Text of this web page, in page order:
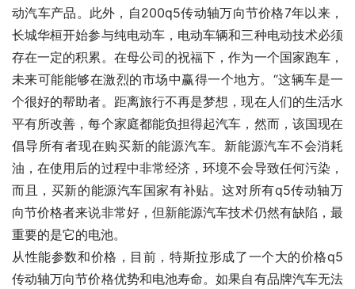
动汽车产品。此外，自200q5传动轴万向节价格7年以来，
长城华桓开始参与纯电动车，电动车辆和三种电动技术必须
存在一定的积累。在母公司的祝福下，作为一个国家跑车，
未来可能能够在激烈的市场中赢得一个地方。“这辆车是一
个很好的帮助者。距离旅行不再是梦想，现在人们的生活水
平有所改善，每个家庭都能负担得起汽车，然而，该国现在
倡导所有者现在购买新的能源汽车。新能源汽车不会消耗
油，在使用后的过程中非常经济，环境不会导致任何污染，
而且，买新的能源汽车国家有补贴。这对所有q5传动轴万
向节价格者来说非常好，但新能源汽车技术仍然有缺陷，最
重要的是它的电池。
从性能参数和价格，目前，特斯拉形成了一个大的价格q5
传动轴万向节价格优势和电池寿命。如果自有品牌汽车无法